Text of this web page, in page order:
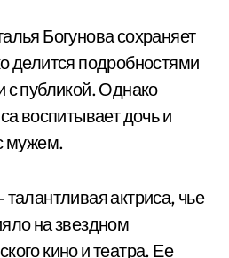
Богунова сохраняет
делится подробностями
с публикой. Однако
воспитывает дочь и
мужем.
актриса, чье
на звездном
кино и театра. Ее